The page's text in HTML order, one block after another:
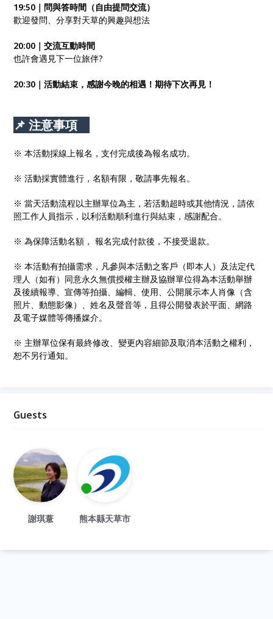
19:50｜問與答時間（自由提問交流）
歡迎發問、分享對天草的興趣與想法
20:00｜交流互動時間
也許會遇見下一位旅伴?
20:30｜活動結束，感謝今晚的相遇！期待下次再見！
📌 注意事項
※ 本活動採線上報名，支付完成後為報名成功。
※ 活動採實體進行，名額有限，敬請事先報名。
※ 當天活動流程以主辦單位為主，若活動超時或其他情況，請依
照工作人員指示，以利活動順利進行與結束，感謝配合。
※ 為保障活動名額， 報名完成付款後，不接受退款。
※ 本活動有拍攝需求，凡參與本活動之客戶（即本人）及法定代
理人（如有）同意永久無償授權主辦及協辦單位得為本活動舉辦
及後續報導、宣傳等拍攝、編輯、使用、公開展示本人肖像（含
照片、動態影像）、姓名及聲音等，且得公開發表於平面、網路
及電子媒體等傳播媒介。
※ 主辦單位保有最終修改、變更內容細節及取消本活動之權利，
恕不另行通知。
Guests
謝琪薏 熊本縣天草市